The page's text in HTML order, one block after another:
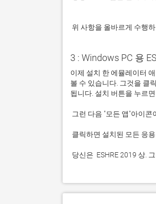
위 사항을 올바르게 수행
3 : Windows PC 용
이제 설치 한 에뮬레이터
볼 수 있습니다. 그것을 클
당신은  ESHRE 2019 상.